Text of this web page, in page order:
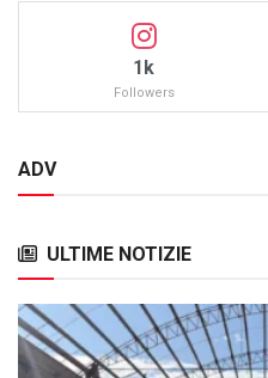
1k
Followers
ADV
ULTIME NOTIZIE